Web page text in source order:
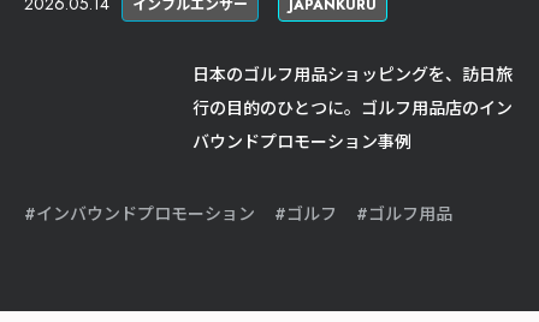
JAPANKURU
インフルエンサー
日本のゴルフ用品ショッピングを、訪日旅
行の目的のひとつに。ゴルフ用品店のイン
バウンドプロモーション事例
インバウンドプロモーション ゴルフ ゴルフ用品